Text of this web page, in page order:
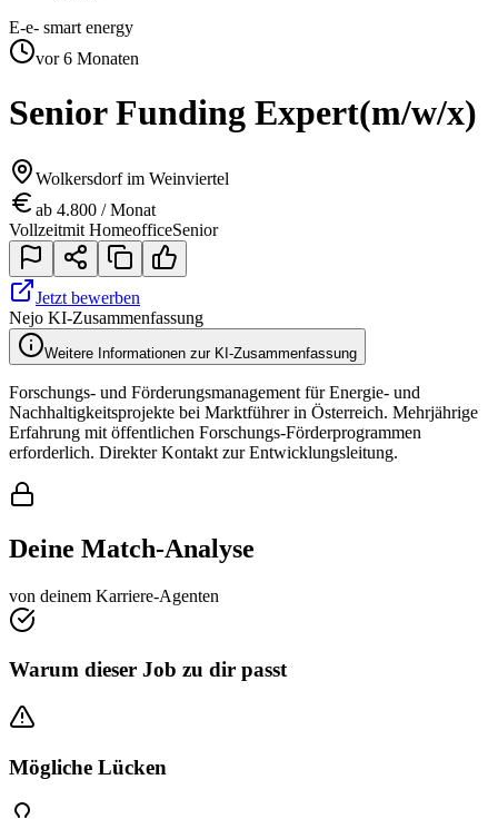
E-e- smart energy
vor 6 Monaten
Senior Funding Expert(m/w/x)
Wolkersdorf im Weinviertel
ab 4.800 / Monat
Vollzeitmit HomeofficeSenior
Jetzt bewerben
Nejo KI-Zusammenfassung
Weitere Informationen zur KI-Zusammenfassung
Forschungs- und Förderungsmanagement für Energie- und
Nachhaltigkeitsprojekte bei Marktführer in Österreich. Mehrjährige
Erfahrung mit öffentlichen Forschungs-Förderprogrammen
erforderlich. Direkter Kontakt zur Entwicklungsleitung.
Deine Match-Analyse
von deinem Karriere-Agenten
Warum dieser Job zu dir passt
Mögliche Lücken